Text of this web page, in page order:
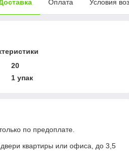
Оплата Условия
20
1 упак
по предоплате.
квартиры или офиса, до 3,5